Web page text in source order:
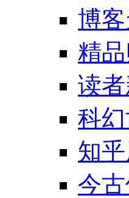
博
精
读者
科
知乎
今